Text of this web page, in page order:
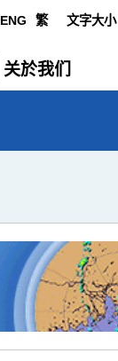
ENG 繁 文字大小
关於我们
展